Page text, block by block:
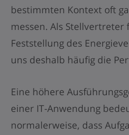
bestimmten Kontext oft
messen. Als Stellvertreter
Feststellung des
uns deshalb häufig die
Eine höhere
einer IT-Anwendung
normalerweise, dass